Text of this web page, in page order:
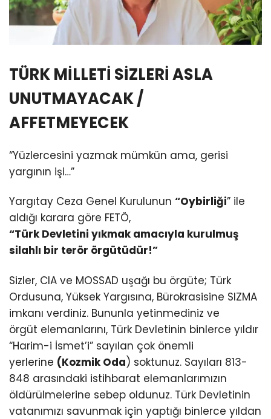
TÜRK MİLLETİ SİZLERİ ASLA
UNUTMAYACAK /
AFFETMEYECEK
“Yüzlercesini yazmak mümkün ama, gerisi
yargının işi…”
Yargıtay Ceza Genel Kurulunun “Oybirliği” ile
aldığı karara göre FETÖ,
“Türk Devletini yıkmak amacıyla kurulmuş
silahlı bir terör örgütüdür!”
Sizler, CIA ve MOSSAD uşağı bu örgüte; Türk
Ordusuna, Yüksek Yargısına, Bürokrasisine SIZMA
imkanı verdiniz. Bununla yetinmediniz ve
örgüt elemanlarını, Türk Devletinin binlerce yıldır
“Harim-i İsmet’i” sayılan çok önemli
yerlerine (Kozmik Oda) soktunuz. Sayıları 813-
848 arasındaki istihbarat elemanlarımızın
öldürülmelerine sebep oldunuz. Türk Devletinin
vatanımızı savunmak için yaptığı binlerce yıldan